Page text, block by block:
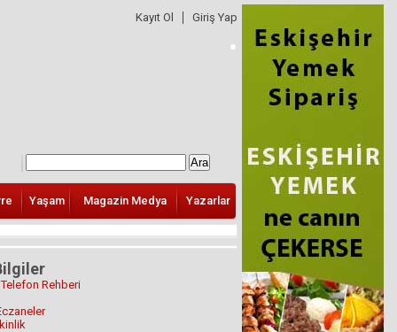
Kayıt Ol Giriş Yap
Yaşam Magazin Medya Yazarlar
Rehberi